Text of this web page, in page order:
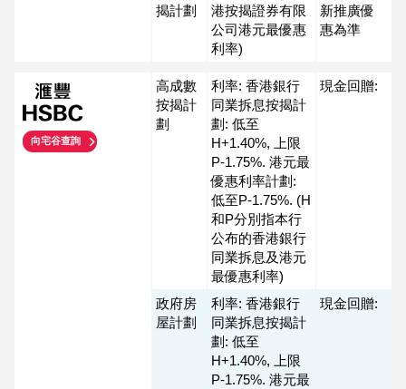
揭計劃
港按揭證券有限
公司港元最優惠
利率)
新推廣優
惠為準
向宅谷查詢
高成數
按揭計
劃
利率: 香港銀行
同業拆息按揭計
劃: 低至
H+1.40%, 上限
P-1.75%. 港元最
優惠利率計劃:
低至P-1.75%. (H
和P分別指本行
公布的香港銀行
同業拆息及港元
最優惠利率)
現金回贈:
政府房
屋計劃
利率: 香港銀行
同業拆息按揭計
劃: 低至
H+1.40%, 上限
P-1.75%. 港元最
現金回贈: